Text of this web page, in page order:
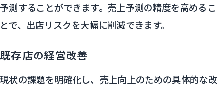
予測することができます。売上予測の精度を高めるこ
とで、出店リスクを大幅に削減できます。
既存店の経営改善
現状の課題を明確化し、売上向上のための具体的な改